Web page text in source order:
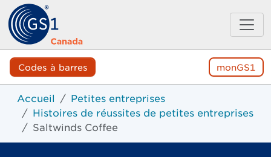
Codes à barres monGS1
Accueil
Petites entreprises
Histoires de réussites de petites entreprises
Saltwinds Coffee